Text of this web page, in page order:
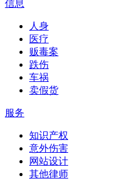
信息
人身
医疗
贩毒案
跌伤
车祸
卖假货
服务
知识产权
意外伤害
网站设计
其他律师